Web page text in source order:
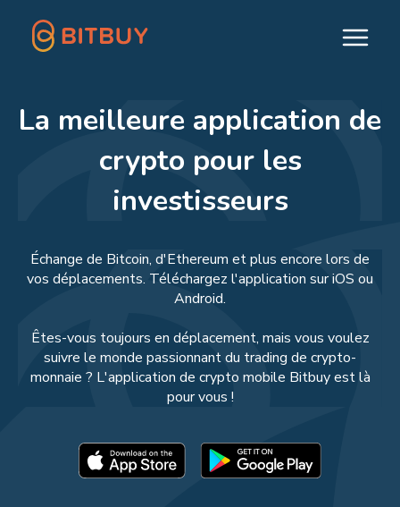
La meilleure application de
crypto pour les
investisseurs
Échange de Bitcoin, d'Ethereum et plus encore lors de
vos déplacements. Téléchargez l'application sur iOS ou
Android.
Êtes-vous toujours en déplacement, mais vous voulez
suivre le monde passionnant du trading de crypto-
monnaie ? L'application de crypto mobile Bitbuy est là
pour vous !